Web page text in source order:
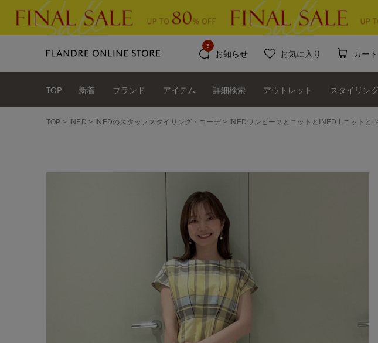
お知らせ
3
お気に入り カート
TOP 新着 ブランド アイテム 詳細検索 アウトレット スタイリン
TOP INED INEDのスタッフスタイリング・コーデ INEDワンピースとニットとINED Lニットと